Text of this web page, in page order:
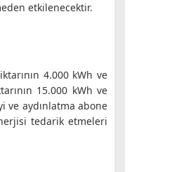
etkilenecektir.
4.000 kWh ve
15.000 kWh ve
ve aydınlatma abone
tedarik etmeleri